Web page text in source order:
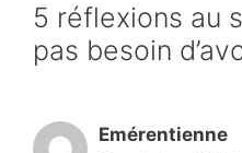
5 réflexions au
pas besoin
Emérentienne